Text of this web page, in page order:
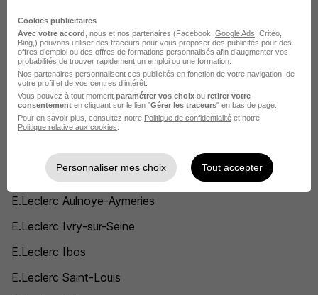
E.Leclerc Amboise
E.Leclerc Fondettes
E.Leclerc Loches
E.Leclerc Tours
E.Leclerc La Ville-aux-Dames
L'emploi chez E.Leclerc par Ville
E.Leclerc Aulnoye-Aymeries
E.Leclerc Ivry-sur-Seine
E.Leclerc Ibos
E.Leclerc Saint-Louis
Cookies publicitaires
Avec votre accord , nous et nos partenaires (Facebook, Google Ads , Critéo,
Bing,) pouvons utiliser des traceurs pour vous proposer des publicités pour des
offres d’emploi ou des offres de formations personnalisés afin d’augmenter vos
probabilités de trouver rapidement un emploi ou une formation.
Nos partenaires personnalisent ces publicités en fonction de votre navigation, de
votre profil et de vos centres d’intérêt.
Vous pouvez à tout moment paramétrer vos choix ou retirer votre
consentement en cliquant sur le lien "Gérer les traceurs" en bas de page.
Pour en savoir plus, consultez notre Politique de confidentialité et notre
Politique relative aux cookies
Personnaliser mes choix Tout accepter